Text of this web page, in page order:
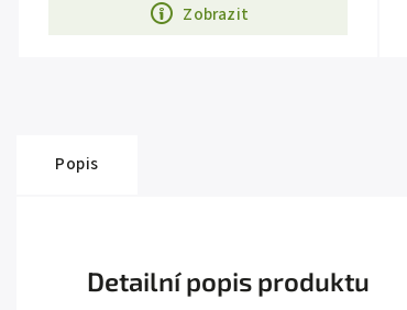
Zobrazit
Popis
Detailní popis produktu